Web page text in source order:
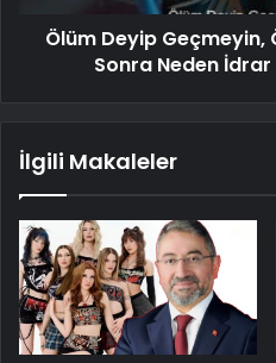
Ölüm Deyip Geçmeyin,
Sonra Neden İdrar
İlgili Makaleler